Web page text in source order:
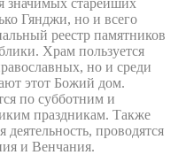
Гянджи, но и всего
реестр памятников
Храм пользуется
но и среди
этот Божий дом.
по субботним и
праздникам. Также
деятельность, проводятся
и Венчания.